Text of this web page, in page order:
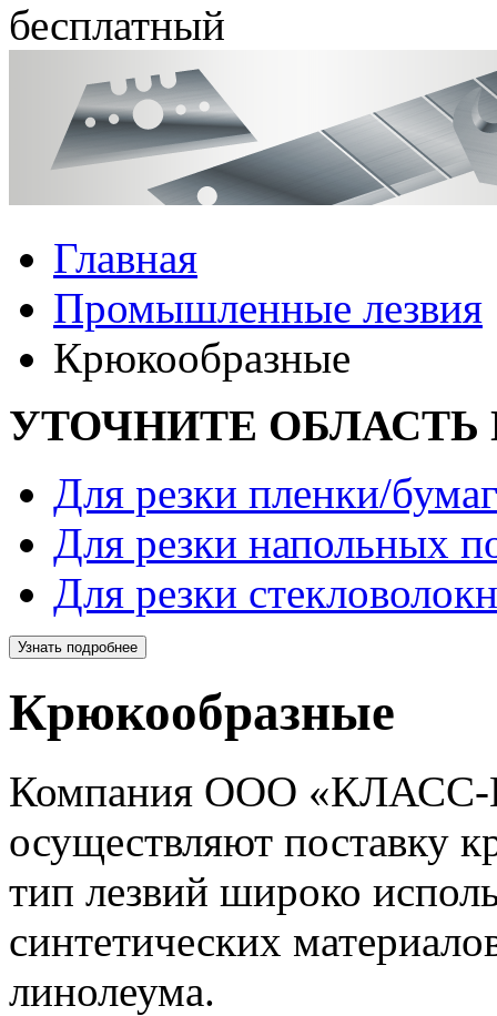
бесплатный
Главная
Промышленные лезвия
Крюкообразные
УТОЧНИТЕ
Для резки пленки/
Для резки напольных
Для резки
Узнать подробнее
Крюкообразные
Компания ООО
осуществляют поставку
тип лезвий широко
синтетических
линолеума.